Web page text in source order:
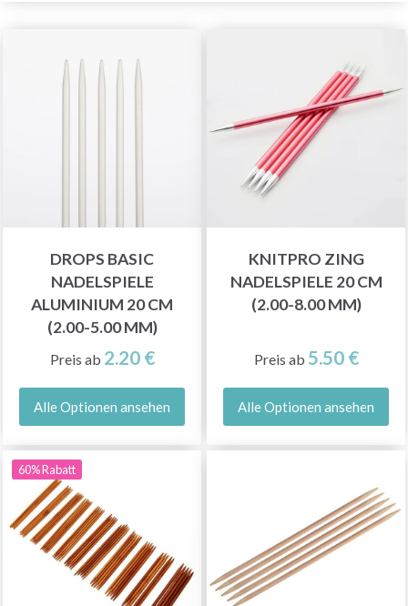
DROPS BASIC
NADELSPIELE
ALUMINIUM 20 CM
(2.00-5.00 MM)
Preis ab 2.20 €
Alle Optionen ansehen
KNITPRO ZING
NADELSPIELE 20 CM
(2.00-8.00 MM)
Preis ab 5.50 €
Alle Optionen ansehen
60% Rabatt